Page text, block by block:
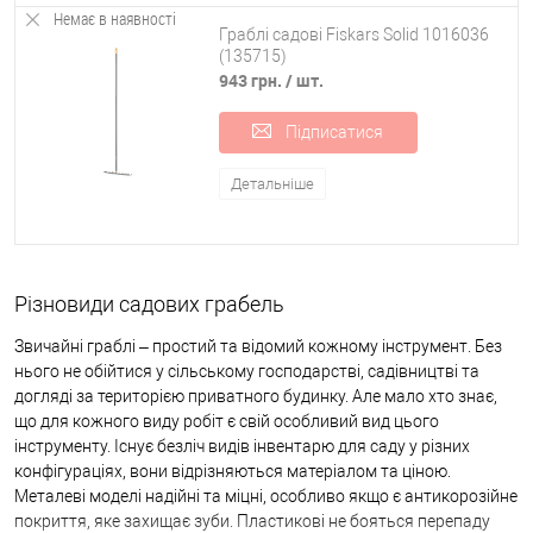
Щоб не захаращувати будинок або сарай однотипним інвентарем,
ви можете придбати комплект з одного черешка і кількох насадок,
що виконують функції всіх видів грабель.
Пам'ятайте, що якісне не буває дешевим, навіть якщо йдеться про
такий древній інструмент як граблі. Ненадійний матеріал швидко
виходить з ладу, зубці затупляються і інструмент стає марним.
не обійтися як досвідченому, так і садівникові або городнику. У
нашому інтернет-магазині ви можете купити садові граблі за
оптовими цінами від найкращих виробників. Якщо ви ще погано
знаєтеся на сільськогосподарському інвентарі, звертайтеся до
наших онлайн-консультантів за допомогою. Вони розкажуть, як
вибрати відповідний інструмент для городу та для збирання, і на які
характеристики потрібно звернути увагу. Після цього ви легко
зможете замовити потрібний інструмент та підібрати ще кілька
необхідних елементів для дачного інвентарю. Ми організовуємо
доставку на найближче до вас поштове відділення у Києві та будь-
Немає в наявності
Граблі садові Fiskars Solid 1016036
(135715)
943 грн. / шт.
Підписатися
Детальніше
Різновиди садових грабель
Звичайні граблі – простий та відомий кожному інструмент. Без
нього не обійтися у сільському господарстві, садівництві та
догляді за територією приватного будинку. Але мало хто знає,
що для кожного виду робіт є свій особливий вид цього
інструменту. Існує безліч видів інвентарю для саду у різних
конфігураціях, вони відрізняються матеріалом та ціною.
Металеві моделі надійні та міцні, особливо якщо є антикорозійне
покриття, яке захищає зуби. Пластикові не бояться перепаду